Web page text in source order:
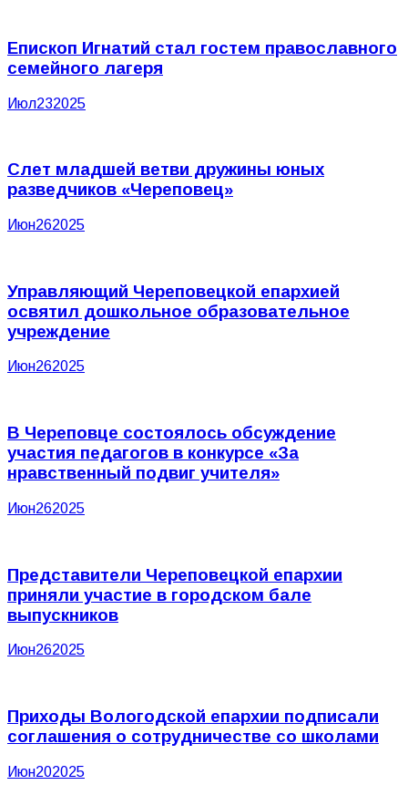
Епископ Игнатий стал гостем православного
семейного лагеря
Июл232025
Слет младшей ветви дружины юных
разведчиков «Череповец»
Июн262025
Управляющий Череповецкой епархией
освятил дошкольное образовательное
учреждение
Июн262025
В Череповце состоялось обсуждение
участия педагогов в конкурсе «За
нравственный подвиг учителя»
Июн262025
Представители Череповецкой епархии
приняли участие в городском бале
выпускников
Июн262025
Приходы Вологодской епархии подписали
соглашения о сотрудничестве со школами
Июн202025